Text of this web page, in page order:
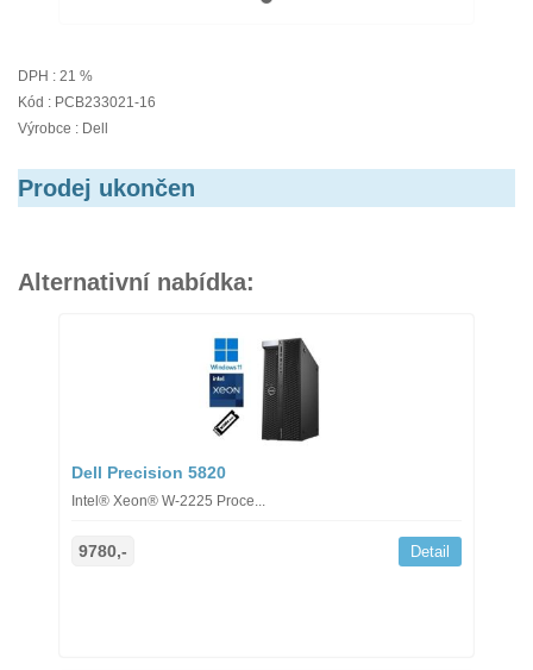
DPH : 21 %
Kód : PCB233021-16
Výrobce : Dell
Prodej ukončen
Alternativní nabídka:
Dell Precision 5820
Intel® Xeon® W-2225 Proce...
9780,- Detail